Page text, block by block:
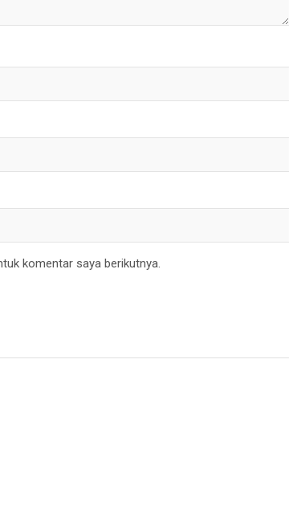
komentar saya berikutnya.